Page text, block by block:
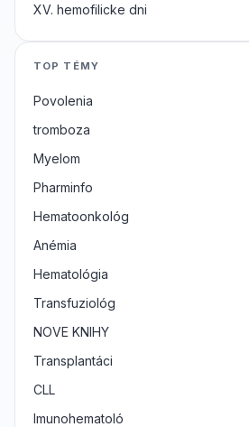
XV. hemofilicke dni
TOP TÉMY
Povolenia
tromboza
Myelom
Pharminfo
Hematoonkológ
Anémia
Hematológia
Transfuziológ
NOVE KNIHY
Transplantáci
CLL
Imunohematoló